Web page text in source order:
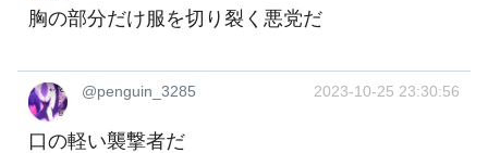
胸の部分だけ服を切り裂く悪党だ
@penguin_3285 2023-10-25 23:30:56
口の軽い襲撃者だ